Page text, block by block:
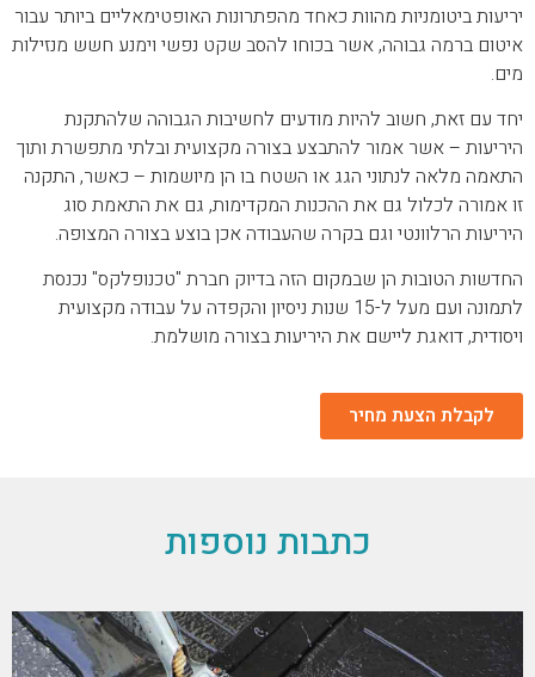
יריעות ביטומניות מהוות כאחד מהפתרונות האופטימאליים ביותר עבור
איטום ברמה גבוהה, אשר בכוחו להסב שקט נפשי וימנע חשש מנזילות
מים.
יחד עם זאת, חשוב להיות מודעים לחשיבות הגבוהה שלהתקנת
היריעות – אשר אמור להתבצע בצורה מקצועית ובלתי מתפשרת ותוך
התאמה מלאה לנתוני הגג או השטח בו הן מיושמות – כאשר, התקנה
זו אמורה לכלול גם את ההכנות המקדימות, גם את התאמת סוג
היריעות הרלוונטי וגם בקרה שהעבודה אכן בוצע בצורה המצופה.
החדשות הטובות הן שבמקום הזה בדיוק חברת "טכנופלקס" נכנסת
לתמונה ועם מעל ל-15 שנות ניסיון והקפדה על עבודה מקצועית
ויסודית, דואגת ליישם את היריעות בצורה מושלמת.
לקבלת הצעת מחיר
כתבות נוספות